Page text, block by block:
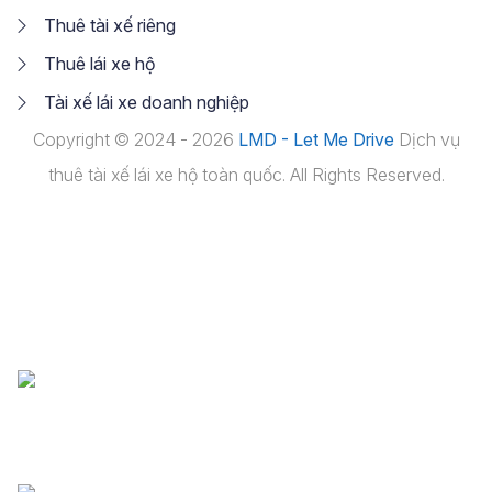
Thuê tài xế riêng
Thuê lái xe hộ
Tài xế lái xe doanh nghiệp
Copyright © 2024 - 2026 LMD - Let Me Drive Dịch vụ
thuê tài xế lái xe hộ toàn quốc. All Rights Reserved.